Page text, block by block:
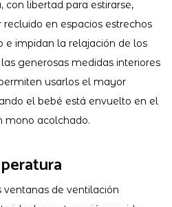
con libertad para estirarse,
en espacios estrechos
e impidan la relajación de los
generosas medidas interiores
usarlos el mayor
el bebé está envuelto en el
mono acolchado.
ventanas de ventilación